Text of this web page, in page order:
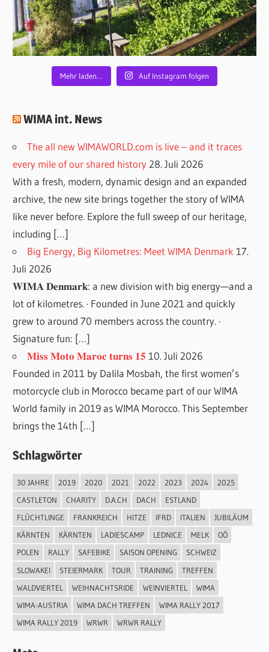
Mehr laden… Auf Instagram folgen
WIMA int. News
The all new WIMAWORLD.com is live – and it traces
every mile of our shared history 28. Juli 2026
With a fresh, modern, dynamic design and an expanded
archive, the new site brings together the story of WIMA
like never before. Explore the full sweep of our heritage,
including […]
Big Energy, Big Kilometres: Meet WIMA Denmark 17.
Juli 2026
𝐖𝐈𝐌𝐀 𝐃𝐞𝐧𝐦𝐚𝐫𝐤: a new division with big energy—and a
lot of kilometres. · Founded in June 2021 and quickly
grew to around 70 members across the country. ·
Signature fun: […]
𝐌𝐢𝐬𝐬 𝐌𝐨𝐭𝐨 𝐌𝐚𝐫𝐨𝐜 𝐭𝐮𝐫𝐧𝐬 𝟏𝟓 10. Juli 2026
Founded in 2011 by Dalila Mosbah, the first women’s
motorcycle club in Morocco became part of our WIMA
World family in 2019 as WIMA Morocco. This September
brings the 14th […]
Schlagwörter
30 JAHRE 2019 2020 2021 2022 2023 2024
2025
CASTLETON
CHARITY D.A.CH DACH
ESTLAND
FLÜCHTLINGE
FRANKREICH HITZE IFRD ITALIEN
JUBILÄUM
KÄRNTEN
KÄRNTEN LADIESCAMP LEDNICE MELK
OÖ
POLEN
RALLY SAFEBIKE SAISON OPENING
SCHWEIZ
SLOWAKEI
STEIERMARK TOUR TRAINING
TREFFEN
WALDVIERTEL
WEIHNACHTSRIDE WEINVIERTEL
WIMA
WIMA-AUSTRIA
WIMA DACH TREFFEN
WIMA RALLY 2017
WIMA RALLY 2019
WRWR WRWR RALLY